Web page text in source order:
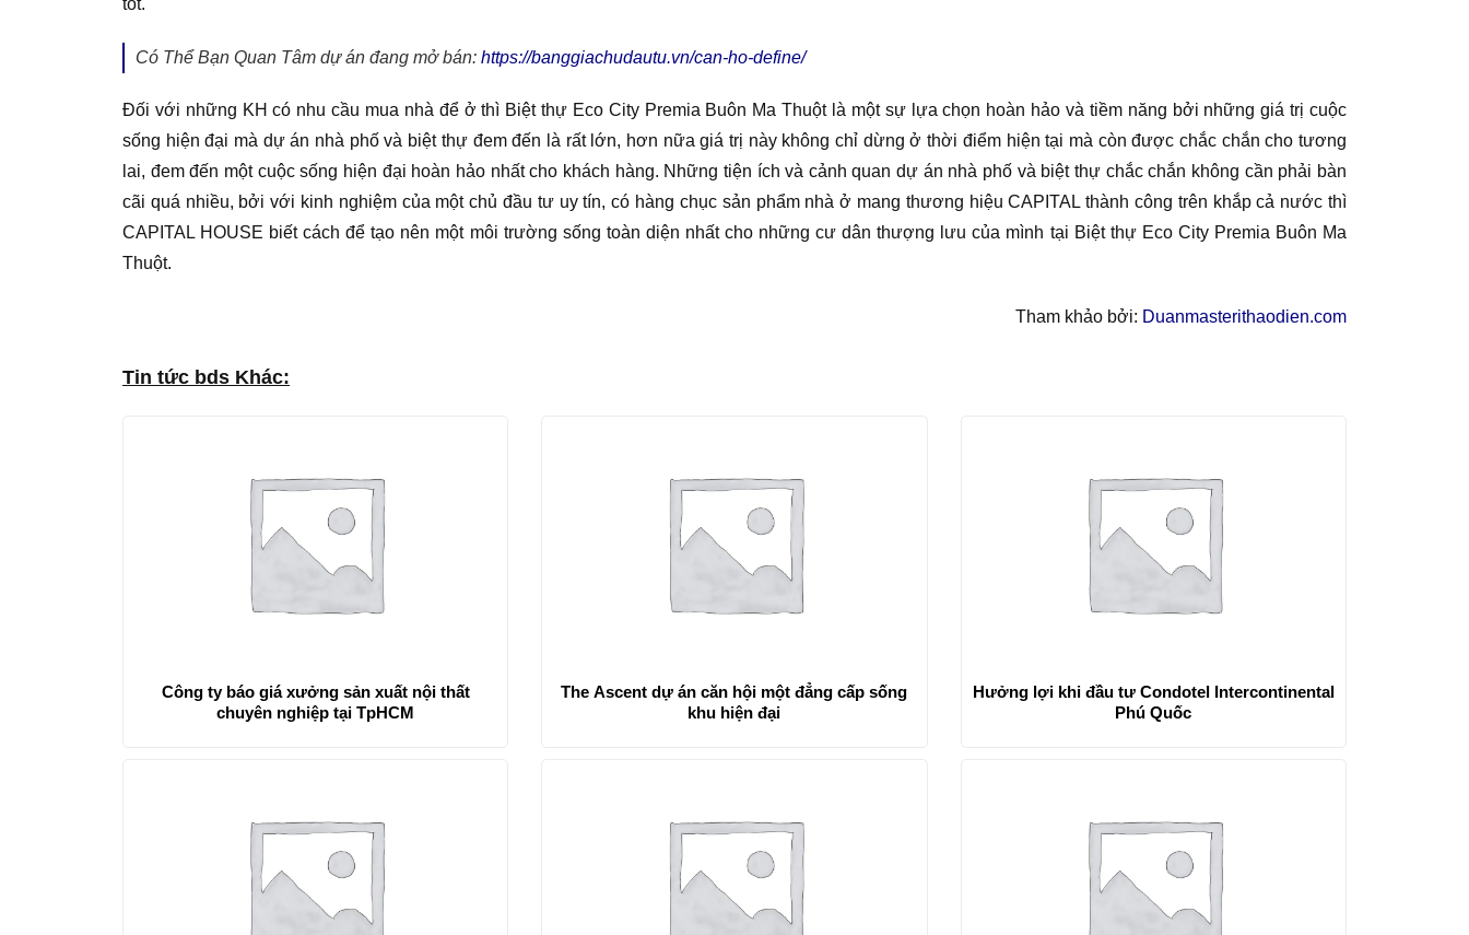
Có Thể Bạn Quan Tâm dự án đang mở bán: https://banggiachudautu.vn/can-ho-define/
Đối với những KH có nhu cầu mua nhà để ở thì Biệt thự Eco City Premia Buôn Ma Thuột là một sự lựa chọn hoàn hảo và tiềm năng bởi những giá trị cuộc
sống hiện đại mà dự án nhà phố và biệt thự đem đến là rất lớn, hơn nữa giá trị này không chỉ dừng ở thời điểm hiện tại mà còn được chắc chắn cho tương
lai, đem đến một cuộc sống hiện đại hoàn hảo nhất cho khách hàng. Những tiện ích và cảnh quan dự án nhà phố và biệt thự chắc chắn không cần phải bàn
cãi quá nhiều, bởi với kinh nghiệm của một chủ đầu tư uy tín, có hàng chục sản phẩm nhà ở mang thương hiệu CAPITAL thành công trên khắp cả nước thì
CAPITAL HOUSE biết cách để tạo nên một môi trường sống toàn diện nhất cho những cư dân thượng lưu của mình tại Biệt thự Eco City Premia Buôn Ma
Thuột.
Tham khảo bởi: Duanmasterithaodien.com
Tin tức bds Khác:
Công ty báo giá xưởng sản xuất nội thất
chuyên nghiệp tại TpHCM
The Ascent dự án căn hội một đẳng cấp sống
khu hiện đại
Hưởng lợi khi đầu tư Condotel Intercontinental
Phú Quốc